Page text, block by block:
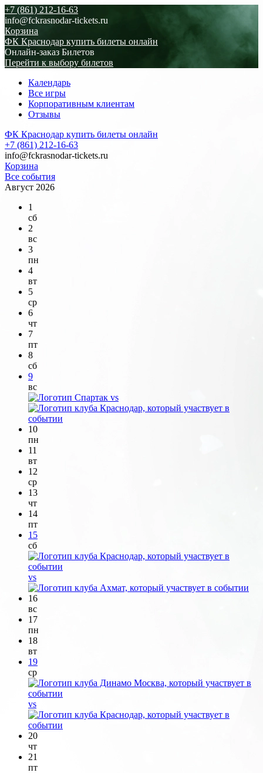
+7 (861) 212-16-63
info@fckrasnodar-tickets.ru
Корзина
ФК Краснодар купить билеты онлайн
Онлайн-заказ Билетов
Перейти к выбору билетов
Календарь
Все игры
Корпоративным клиентам
Отзывы
ФК Краснодар купить билеты онлайн
+7 (861) 212-16-63
info@fckrasnodar-tickets.ru
Корзина
Все события
Август 2026
1
сб
2
вс
3
пн
4
вт
5
ср
6
чт
7
пт
8
сб
9
вс
vs
10
пн
11
вт
12
ср
13
чт
14
пт
15
сб
vs
16
вс
17
пн
18
вт
19
ср
vs
20
чт
21
пт